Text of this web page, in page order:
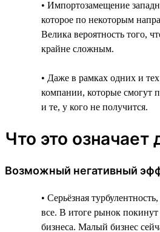
• Импортозамещение
которое по некоторым
Велика вероятность того,
крайне сложным.
• Даже в рамках одних и
компании, которые смогут
и те, у кого не получится.
Что это означает
Возможный негативный
• Серьёзная
все. В итоге рынок
бизнеса. Малый бизнес